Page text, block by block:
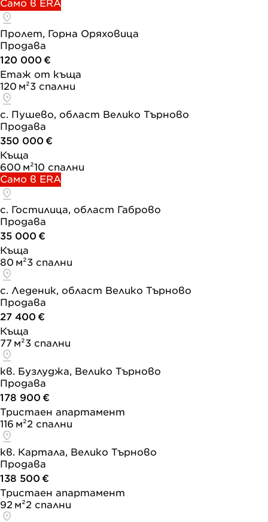
Само в ERA
Пролет, Горна Оряховица
Продава
120 000 €
Етаж от къща
120 м²3 спални
с. Пушево, област Велико Търново
Продава
350 000 €
Къща
600 м²10 спални
Само в ERA
с. Гостилица, област Габрово
Продава
35 000 €
Къща
80 м²3 спални
с. Леденик, област Велико Търново
Продава
27 400 €
Къща
77 м²3 спални
кв. Бузлуджа, Велико Търново
Продава
178 900 €
Тристаен апартамент
116 м²2 спални
кв. Картала, Велико Търново
Продава
138 500 €
Тристаен апартамент
92 м²2 спални